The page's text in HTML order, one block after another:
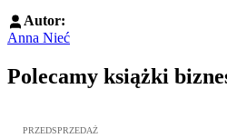
Autor:
Anna Nieć
Polecamy książki
Przejdź do: Dyrektywa NIS2.
PRZEDSPRZEDAŻ